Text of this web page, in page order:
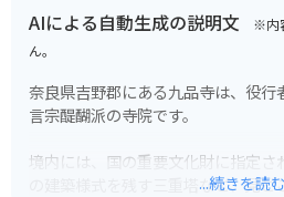
AIによる自動生成の説明文 ※内
ん。
奈良県吉野郡にある九品寺は、役
言宗醍醐派の寺院です。
境内には、国の重要文化財に指定
の建築様式を残す三重塔など、見ど
...続きを読む